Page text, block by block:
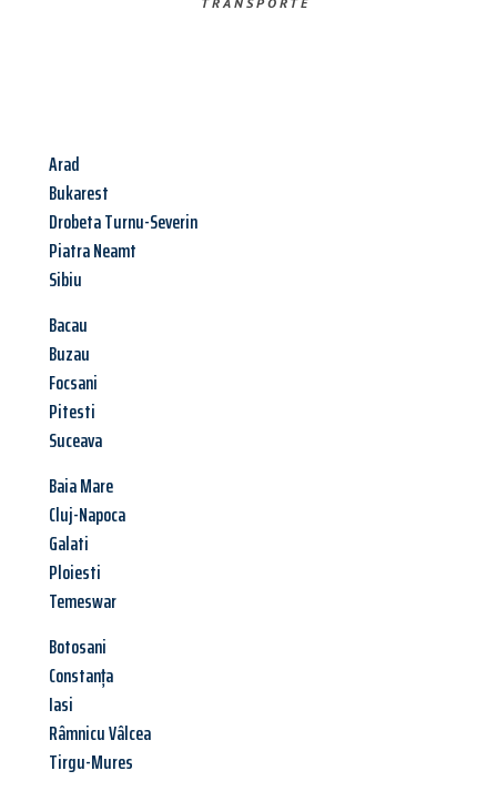
Arad
Bukarest
Drobeta Turnu-Severin
Piatra Neamt
Sibiu
Bacau
Buzau
Focsani
Pitesti
Suceava
Baia Mare
Cluj-Napoca
Galati
Ploiesti
Temeswar
Botosani
Constanța
Iasi
Râmnicu Vâlcea
Tirgu-Mures